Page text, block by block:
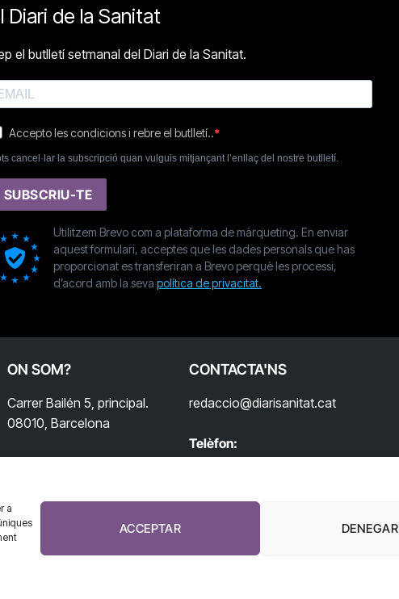
a
ACCEPTAR DENEGAR
Diari de la Sanitat
el butlletí setmanal del Diari de la Sanitat.
Accepto les condicions i rebre el butlletí..
cancel·lar la subscripció quan vulguis mitjançant l’enllaç del nostre butlletí.
SUBSCRIU-TE
Utilitzem Brevo com a plataforma de màrqueting. En enviar
aquest formulari, acceptes que les dades personals que has
proporcionat es transferiran a Brevo perquè les processi,
d’acord amb la seva política de privacitat.
ON SOM?
Carrer Bailén 5, principal.
08010, Barcelona
CONTACTA'NS
redaccio@diarisanitat.cat
Telèfon: